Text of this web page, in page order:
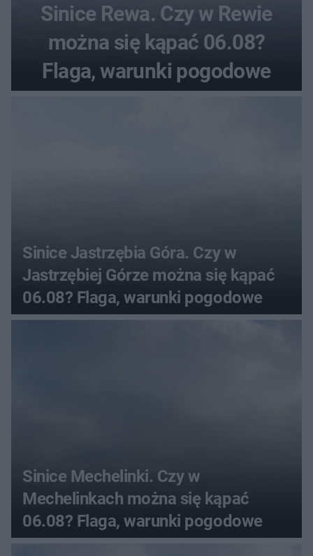
Sinice Rewa. Czy w Rewie
można się kąpać 06.08?
Flaga, warunki pogodowe
Sinice Jastrzębia Góra. Czy w
Jastrzębiej Górze można się kąpać
06.08? Flaga, warunki pogodowe
Sinice Mechelinki. Czy w
Mechelinkach można się kąpać
06.08? Flaga, warunki pogodowe